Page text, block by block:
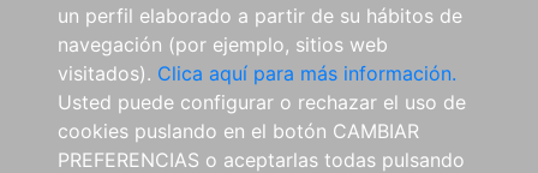
un perfil elaborado a partir de su hábitos de
navegación (por ejemplo, sitios web
visitados). Clica aquí para más información.
Usted puede configurar o rechazar el uso de
cookies puslando en el botón CAMBIAR
PREFERENCIAS o aceptarlas todas pulsando